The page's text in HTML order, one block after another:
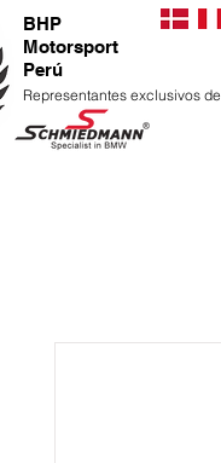
BHP
Motorsport
Perú
Representantes exclusivos de